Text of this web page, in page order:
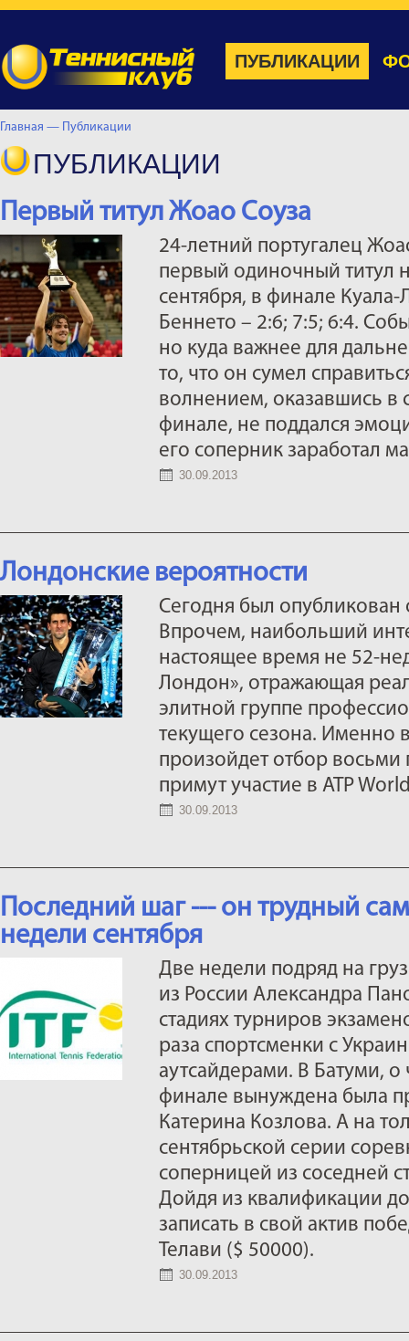
ПУБЛИКАЦИИ
Главная — Публикации
ПУБЛИКАЦИИ
Первый титул Жоао Соуза
24-летний португалец
первый одиночный титул
сентября, в финале
Беннето – 2:6; 7:5; 6:4.
но куда важнее для
то, что он сумел
волнением, оказавшись в
финале, не поддался
его соперник заработал
30.09.2013
Лондонские вероятности
Сегодня был опубликован
Впрочем, наибольший
настоящее время не 52-
Лондон», отражающая
элитной группе
текущего сезона. Именно
произойдет отбор
примут участие в ATP
30.09.2013
Последний шаг --- он трудный
недели сентября
Две недели подряд на
из России Александра
стадиях турниров
раза спортсменки с
аутсайдерами. В Батуми,
финале вынуждена была
Катерина Козлова. А на
сентябрьской серии
соперницей из соседней
Дойдя из квалификации
записать в свой актив
Телави ($ 50000).
30.09.2013